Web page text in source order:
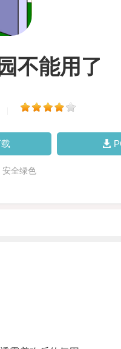
不能用了
全绿色